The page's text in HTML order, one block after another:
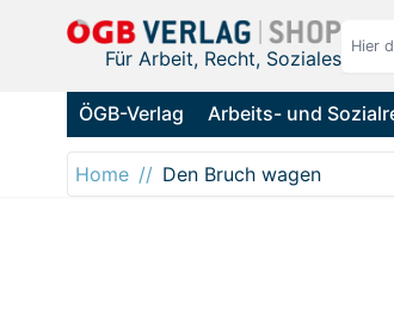
Direkt zum Inhalt
Für Arbeit, Recht, Soziales
ÖGB-Verlag Arbeits- und
Home Den Bruch wagen